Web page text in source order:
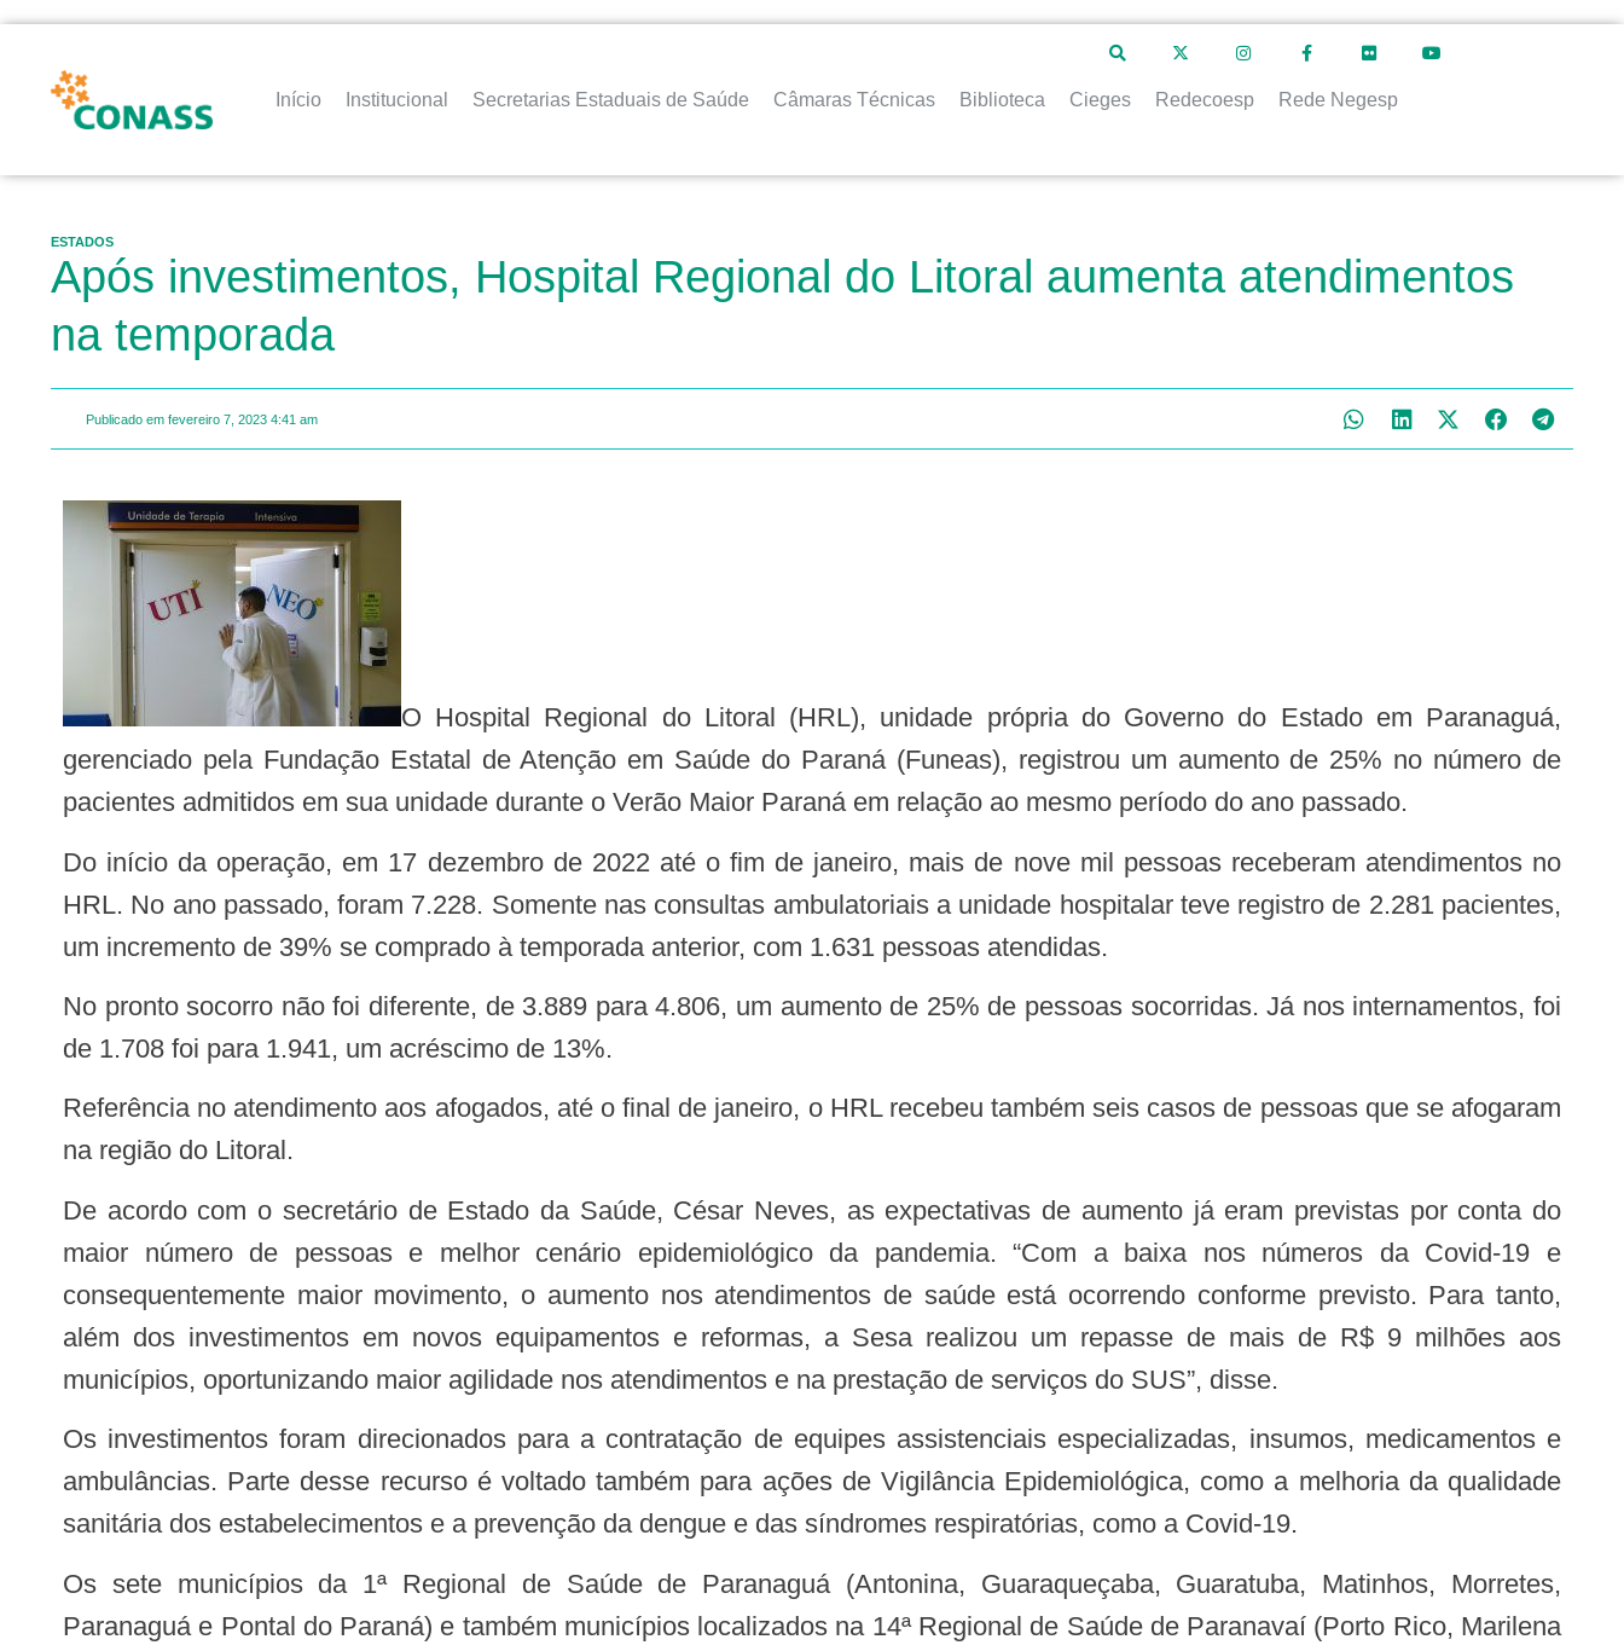
Início Institucional Secretarias Estaduais de Saúde Câmaras Técnicas Biblioteca Cieges Redecoesp Rede Negesp
ESTADOS
Após investimentos, Hospital Regional do Litoral aumenta atendimentos
na temporada
Publicado em fevereiro 7, 2023 4:41 am
O Hospital Regional do Litoral (HRL), unidade própria do Governo do Estado em Paranaguá,
gerenciado pela Fundação Estatal de Atenção em Saúde do Paraná (Funeas), registrou um aumento de 25% no número de
pacientes admitidos em sua unidade durante o Verão Maior Paraná em relação ao mesmo período do ano passado.
Do início da operação, em 17 dezembro de 2022 até o fim de janeiro, mais de nove mil pessoas receberam atendimentos no
HRL. No ano passado, foram 7.228. Somente nas consultas ambulatoriais a unidade hospitalar teve registro de 2.281 pacientes,
um incremento de 39% se comprado à temporada anterior, com 1.631 pessoas atendidas.
No pronto socorro não foi diferente, de 3.889 para 4.806, um aumento de 25% de pessoas socorridas. Já nos internamentos, foi
de 1.708 foi para 1.941, um acréscimo de 13%.
Referência no atendimento aos afogados, até o final de janeiro, o HRL recebeu também seis casos de pessoas que se afogaram
na região do Litoral.
De acordo com o secretário de Estado da Saúde, César Neves, as expectativas de aumento já eram previstas por conta do
maior número de pessoas e melhor cenário epidemiológico da pandemia. “Com a baixa nos números da Covid-19 e
consequentemente maior movimento, o aumento nos atendimentos de saúde está ocorrendo conforme previsto. Para tanto,
além dos investimentos em novos equipamentos e reformas, a Sesa realizou um repasse de mais de R$ 9 milhões aos
municípios, oportunizando maior agilidade nos atendimentos e na prestação de serviços do SUS”, disse.
Os investimentos foram direcionados para a contratação de equipes assistenciais especializadas, insumos, medicamentos e
ambulâncias. Parte desse recurso é voltado também para ações de Vigilância Epidemiológica, como a melhoria da qualidade
sanitária dos estabelecimentos e a prevenção da dengue e das síndromes respiratórias, como a Covid-19.
Os sete municípios da 1ª Regional de Saúde de Paranaguá (Antonina, Guaraqueçaba, Guaratuba, Matinhos, Morretes,
Paranaguá e Pontal do Paraná) e também municípios localizados na 14ª Regional de Saúde de Paranavaí (Porto Rico, Marilena